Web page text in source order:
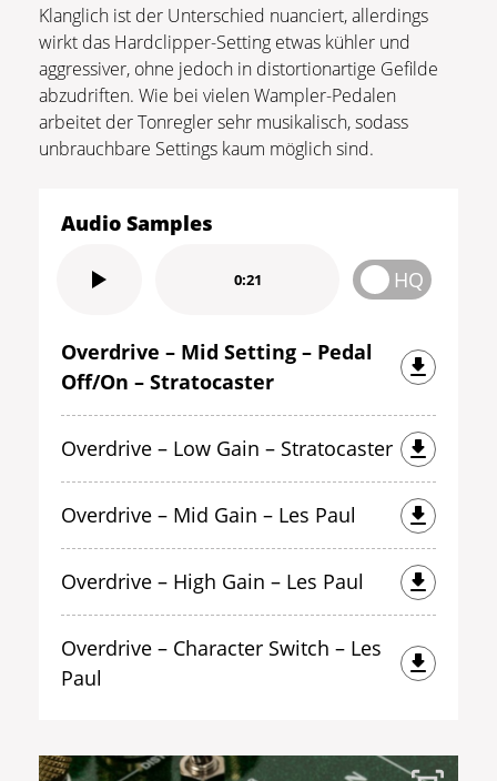
Klanglich ist der Unterschied nuanciert, allerdings
wirkt das Hardclipper-Setting etwas kühler und
aggressiver, ohne jedoch in distortionartige Gefilde
abzudriften. Wie bei vielen Wampler-Pedalen
arbeitet der Tonregler sehr musikalisch, sodass
unbrauchbare Settings kaum möglich sind.
Audio Samples
0:21 HQ
Overdrive – Mid Setting – Pedal
Off/On – Stratocaster
Overdrive – Low Gain – Stratocaster
Overdrive – Mid Gain – Les Paul
Overdrive – High Gain – Les Paul
Overdrive – Character Switch – Les
Paul